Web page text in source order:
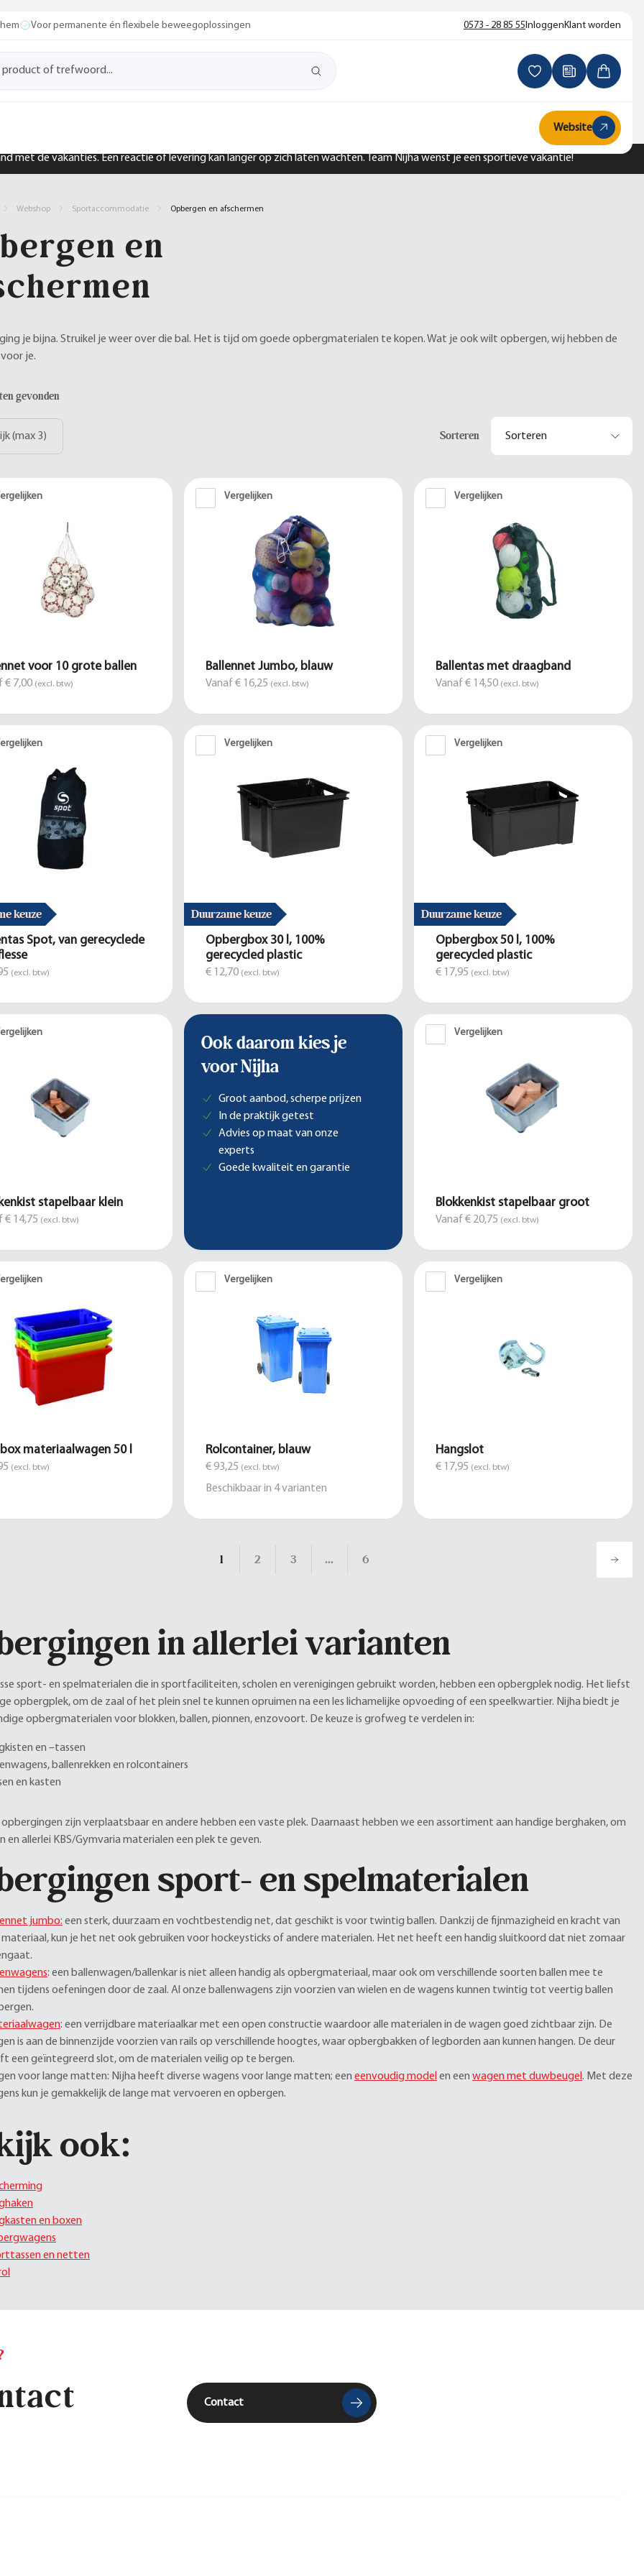
met de vakanties. Een reactie of levering kan langer op zich laten wachten. Team Nijha wenst je een sportieve vakantie!
Voor permanente én flexibele beweegoplossingen 0573 - 28 85 55InloggenKlant worden
Website
Webshop Sportaccommodatie Opbergen en afschermen
en
ging je bijna. Struikel je weer over die bal. Het is tijd om goede opbergmaterialen te kopen. Wat je ook wilt opbergen, wij hebben de
je.
gevonden
(max 3) Sorteren
voor 10 grote ballen
€ 7,00 (excl. btw)
Vergelijken
Ballennet Jumbo, blauw
Vanaf € 16,25 (excl. btw)
Vergelijken
Ballentas met draagband
Vanaf € 14,50 (excl. btw)
keuze
Spot, van gerecyclede
(excl. btw)
Vergelijken
Duurzame keuze
Opbergbox 30 l, 100%
gerecycled plastic
€ 12,70 (excl. btw)
Vergelijken
Duurzame keuze
Opbergbox 50 l, 100%
gerecycled plastic
€ 17,95 (excl. btw)
stapelbaar klein
€ 14,75 (excl. btw)
Ook daarom kies je
voor Nijha
Groot aanbod, scherpe prijzen
In de praktijk getest
Advies op maat van onze
experts
Goede kwaliteit en garantie
Vergelijken
Blokkenkist stapelbaar groot
Vanaf € 20,75 (excl. btw)
materiaalwagen 50 l
(excl. btw)
Vergelijken
Rolcontainer, blauw
€ 93,25 (excl. btw)
Beschikbaar in 4varianten
Vergelijken
Hangslot
€ 17,95 (excl. btw)
1 2 3 ... 6
in allerlei varianten
sport- en spelmaterialen die in sportfaciliteiten, scholen en verenigingen gebruikt worden, hebben een opbergplek nodig. Het liefst
opbergplek, om de zaal of het plein snel te kunnen opruimen na een les lichamelijke opvoeding of een speelkwartier. Nijha biedt je
opbergmaterialen voor blokken, ballen, pionnen, enzovoort. De keuze is grofweg te verdelen in:
en –tassen
ballenrekken en rolcontainers
en kasten
zijn verplaatsbaar en andere hebben een vaste plek. Daarnaast hebben we een assortiment aan handige berghaken, om
en allerlei KBS/Gymvaria materialen een plek te geven.
sport- en spelmaterialen
jumbo: een sterk, duurzaam en vochtbestendig net, dat geschikt is voor twintig ballen. Dankzij de fijnmazigheid en kracht van
materiaal, kun je het net ook gebruiken voor hockeysticks of andere materialen. Het net heeft een handig sluitkoord dat niet zomaar
: een ballenwagen/ballenkar is niet alleen handig als opbergmateriaal, maar ook om verschillende soorten ballen mee te
tijdens oefeningen door de zaal. Al onze ballenwagens zijn voorzien van wielen en de wagens kunnen twintig tot veertig ballen
: een verrijdbare materiaalkar met een open constructie waardoor alle materialen in de wagen goed zichtbaar zijn. De
is aan de binnenzijde voorzien van rails op verschillende hoogtes, waar opbergbakken of legborden aan kunnen hangen. De deur
een geïntegreerd slot, om de materialen veilig op te bergen.
voor lange matten: Nijha heeft diverse wagens voor lange matten; een eenvoudig model en een wagen met duwbeugel . Met deze
kun je gemakkelijk de lange mat vervoeren en opbergen.
ook:
en boxen
en netten
Contact